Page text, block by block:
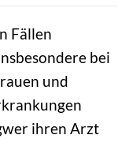
Fällen
bei
und
ihren Arzt